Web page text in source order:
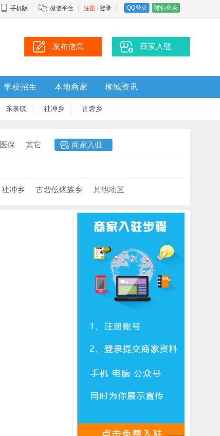
手机版 微信平台 注册 / 登录 QQ登录 微信登录
发布信息 商家入驻
学校招生 本地商家 柳城资讯
东泉镇 社冲乡 古砦乡
医保 其它 商家入驻
社冲乡 古砦仫佬族乡 其他地区